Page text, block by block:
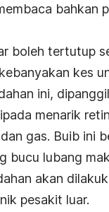
bahkan
boleh tertutup
kes
ini,
menarik
gas. Buib ini
bucu lubang
akan
pesakit luar.